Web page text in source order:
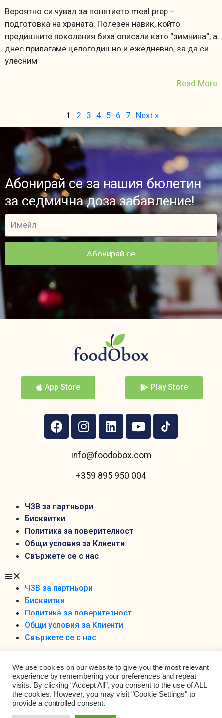
Вероятно си чувал за понятието meal prep –
подготовка на храната. Полезен навик, който
предишните поколения биха описали като “зимнина“, а
днес прилагаме целогодишно и ежедневно, за да си
улесним
Read More
1 2 3 4 5 6 7 Next »
Абонирай се за нашия бюлетин
за седмична доза забавление!
Абонирай се
App Store Play Store
info@foodobox.com
+359 895 950 004
ЧЗВ за партньори
Бисквитки
Политика за поверителност
Общи условия за Клиенти
Свържете се с нас
ЧЗВ за партньори
Бисквитки
Политика за поверителност
Общи условия за Клиенти
Свържете се с нас
Foodobox 2021 Ltd ©
We use cookies on our website to give you the most relevant
experience by remembering your preferences and repeat
visits. By clicking “Accept All”, you consent to the use of ALL
the cookies. However, you may visit "Cookie Settings" to
provide a controlled consent.